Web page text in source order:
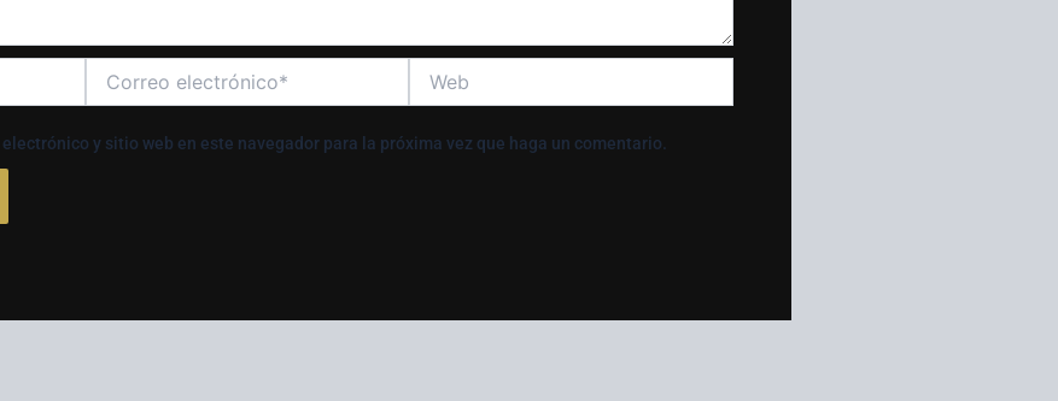
electrónico*
y sitio web en este navegador para la próxima vez que haga un comentario.